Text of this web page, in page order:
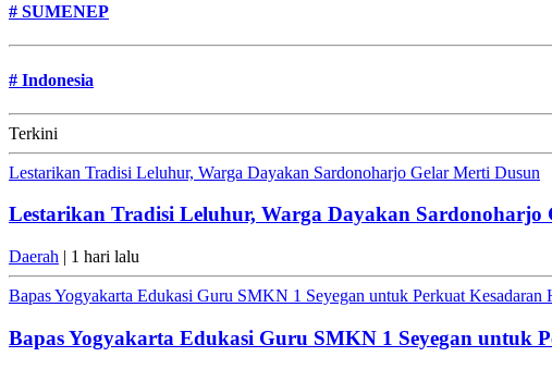
# SUMENEP
# Indonesia
Terkini
Lestarikan Tradisi Leluhur, Warga Dayakan Sardonoharjo Gelar Merti Dusun
Lestarikan Tradisi Leluhur, Warga Dayakan Sardonoharjo
Daerah | 1 hari lalu
Bapas Yogyakarta Edukasi Guru SMKN 1 Seyegan untuk Perkuat Kesadaran
Bapas Yogyakarta Edukasi Guru SMKN 1 Seyegan untuk